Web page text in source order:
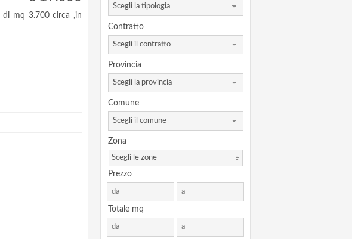
di mq 3.700 circa ,in
Scegli la tipologia
Contratto
Scegli il contratto
Provincia
Scegli la provincia
Comune
Scegli il comune
Zona
Scegli le zone
Prezzo
Totale mq